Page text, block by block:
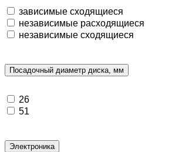
зависимые сходящиеся
независимые расходящиеся
независимые сходящиеся
Посадочный диаметр диска, мм
26
51
Электроника